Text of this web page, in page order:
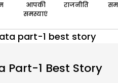
आपकी
समस्याएं
राजनीति
part-1 best story
Part-1 Best Story